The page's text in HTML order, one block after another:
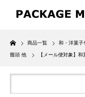
Home
商品一覧 和・洋菓子
饅頭 他 【メール便対象】